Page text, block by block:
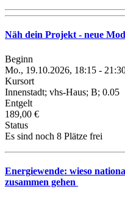
Näh dein Projekt - neue
Beginn
Mo., 19.10.2026, 18:15 -
Kursort
Innenstadt; vhs-Haus; B; 0.05
Entgelt
189,00 €
Status
Es sind noch 8 Plätze frei
Energiewende: wieso
zusammen gehen